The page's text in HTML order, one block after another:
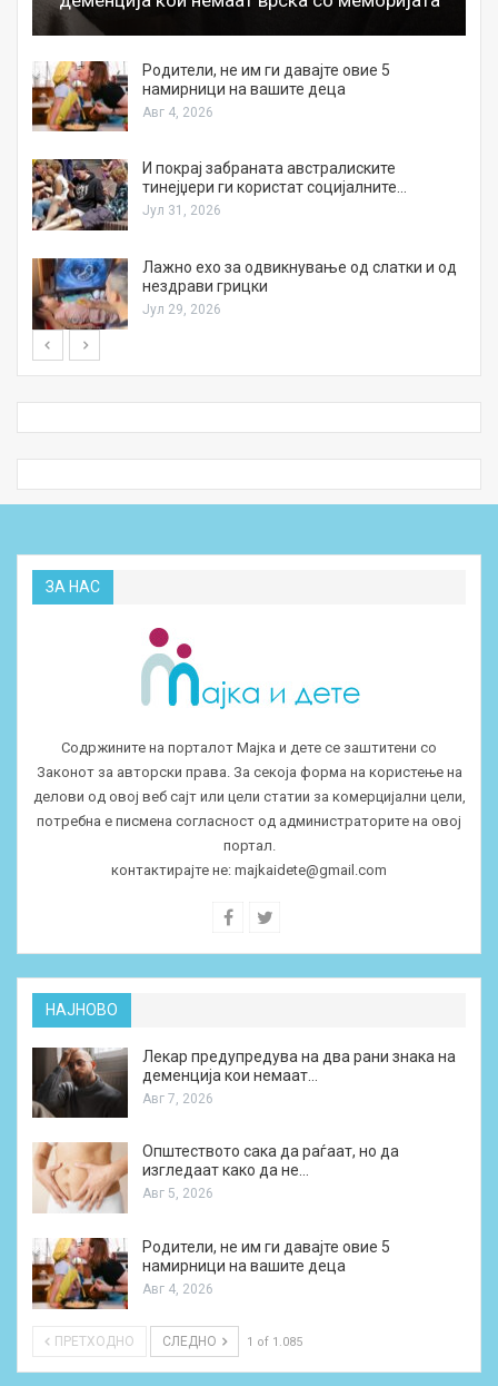
Родители, не им ги давајте овие 5
намирници на вашите деца
Авг 4, 2026
И покрај забраната австралиските
тинејџери ги користат социјалните…
Јул 31, 2026
Лажно ехо за одвикнување од слатки и од
нездрави грицки
Јул 29, 2026
ЗА НАС
Содржините на порталот Мајка и дете се заштитени со
Законот за авторски права. За секоја форма на користење на
делови од овој веб сајт или цели статии за комерцијални цели,
потребна е писмена согласност од администраторите на овој
портал.
контактирајте не: majkaidete@gmail.com
НАЈНОВО
Лекар предупредува на два рани знака на
деменција кои немаат…
Авг 7, 2026
Општеството сака да раѓаат, но да
изгледаат како да не…
Авг 5, 2026
Родители, не им ги давајте овие 5
намирници на вашите деца
Авг 4, 2026
ПРЕТХОДНО СЛЕДНО 1 of 1.085